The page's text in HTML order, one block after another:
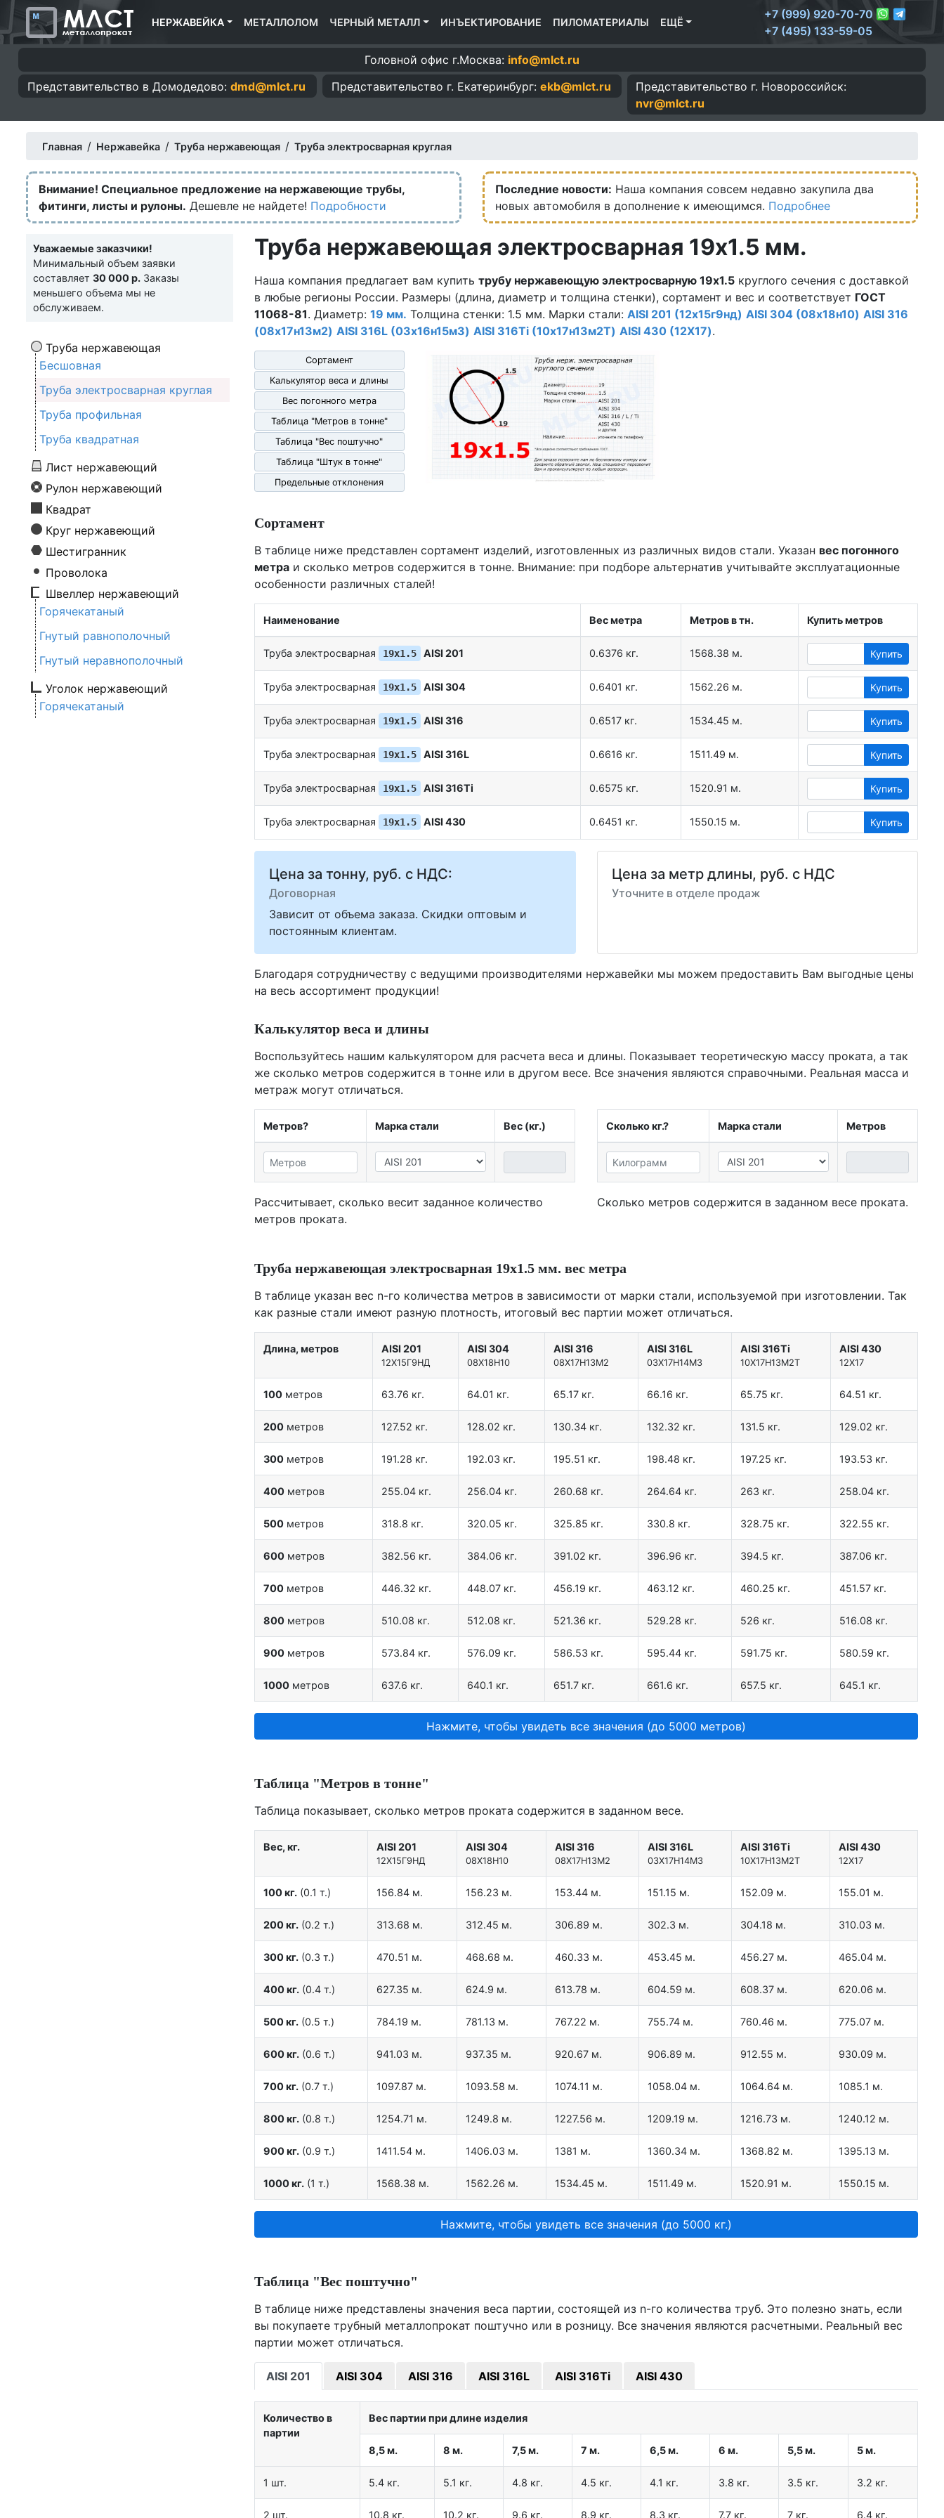
НЕРЖАВЕЙКА МЕТАЛЛОЛОМ ЧЕРНЫЙ МЕТАЛЛ ИНЪЕКТИРОВАНИЕ ПИЛОМАТЕРИАЛЫ ЕЩЁ
+7 (999) 920-70-70
+7 (495) 133-59-05
Головной офис г.Москва: info@mlct.ru
Представительство вДомодедово: dmd@mlct.ru Представительство г. Екатеринбург:ekb@mlct.ru Представительство г. Новороссийск:
nvr@mlct.ru
Главная / Нержавейка / Труба нержавеющая / Труба электросварная круглая
Внимание! Специальное предложение на нержавеющие трубы,
фитинги, листы и рулоны. Дешевле не найдете! Подробности
Последние новости: Наша компания совсем недавно закупила два
новых автомобиля в дополнение к имеющимся. Подробнее
Уважаемые заказчики!
Минимальный объем заявки
составляет 30 000 р. Заказы
меньшего объема мы не
обслуживаем.
Труба нержавеющая
Бесшовная
Труба электросварная круглая
Труба профильная
Труба квадратная
Лист нержавеющий
Рулон нержавеющий
Квадрат
Круг нержавеющий
Шестигранник
Проволока
Швеллер нержавеющий
Горячекатаный
Гнутый равнополочный
Гнутый неравнополочный
Уголок нержавеющий
Горячекатаный
Труба нержавеющая электросварная 19х1.5 мм.
Наша компания предлагает вам купить трубу нержавеющую электросварную 19х1.5 круглого сечения с доставкой
в любые регионы России. Размеры (длина, диаметр и толщина стенки), сортамент и вес и соответствует ГОСТ
11068-81. Диаметр: 19 мм. Толщина стенки: 1.5 мм. Марки стали: AISI 201 (12х15г9нд) AISI 304 (08х18н10) AISI 316
(08х17н13м2) AISI 316L (03х16н15м3) AISI 316Ti (10х17н13м2Т) AISI 430 (12Х17).
Сортамент
Калькулятор веса и длины
Вес погонного метра
Таблица "Метров в тонне"
Таблица "Вес поштучно"
Таблица "Штук в тонне"
Предельные отклонения
Сортамент
В таблице ниже представлен сортамент изделий, изготовленных из различных видов стали. Указан вес погонного
метра и сколько метров содержится в тонне. Внимание: при подборе альтернатив учитывайте эксплуатационные
особенности различных сталей!
Наименование Вес метра Метров в тн. Купить метров
Труба электросварная 19х1.5 AISI 201 0.6376 кг. 1568.38 м. Купить
Труба электросварная 19х1.5 AISI 304 0.6401 кг. 1562.26 м. Купить
Труба электросварная 19х1.5 AISI 316 0.6517 кг. 1534.45 м. Купить
Труба электросварная 19х1.5 AISI 316L 0.6616 кг. 1511.49 м. Купить
Труба электросварная 19х1.5 AISI 316Ti 0.6575 кг. 1520.91 м. Купить
Труба электросварная 19х1.5 AISI 430 0.6451 кг. 1550.15 м. Купить
Цена за тонну, руб. с НДС:
Договорная
Зависит от объема заказа. Скидки оптовым и
постоянным клиентам.
Цена за метр длины, руб. с НДС
Уточните в отделе продаж
Благодаря сотрудничеству с ведущими производителями нержавейки мы можем предоставить Вам выгодные цены
на весь ассортимент продукции!
Калькулятор веса и длины
Воспользуйтесь нашим калькулятором для расчета веса и длины. Показывает теоретическую массу проката, а так
же сколько метров содержится в тонне или в другом весе. Все значения являются справочными. Реальная масса и
метраж могут отличаться.
Метров? Марка стали Вес (кг.)
Рассчитывает, сколько весит заданное количество
метров проката.
Сколько кг.? Марка стали Метров
Сколько метров содержится в заданном весе проката.
Труба нержавеющая электросварная 19х1.5 мм. вес метра
В таблице указан вес n-го количества метров в зависимости от марки стали, используемой при изготовлении. Так
как разные стали имеют разную плотность, итоговый вес партии может отличаться.
Длина, метров AISI 201
12X15Г9НД
AISI 304
08Х18Н10
AISI 316
08Х17Н13М2
AISI 316L
03Х17Н14М3
AISI 316Ti
10Х17Н13М2Т
AISI 430
12Х17
100 метров 63.76 кг. 64.01 кг. 65.17 кг. 66.16 кг. 65.75 кг. 64.51 кг.
200 метров 127.52 кг. 128.02 кг. 130.34 кг. 132.32 кг. 131.5 кг. 129.02 кг.
300 метров 191.28 кг. 192.03 кг. 195.51 кг. 198.48 кг. 197.25 кг. 193.53 кг.
400 метров 255.04 кг. 256.04 кг. 260.68 кг. 264.64 кг. 263 кг. 258.04 кг.
500 метров 318.8 кг. 320.05 кг. 325.85 кг. 330.8 кг. 328.75 кг. 322.55 кг.
600 метров 382.56 кг. 384.06 кг. 391.02 кг. 396.96 кг. 394.5 кг. 387.06 кг.
700 метров 446.32 кг. 448.07 кг. 456.19 кг. 463.12 кг. 460.25 кг. 451.57 кг.
800 метров 510.08 кг. 512.08 кг. 521.36 кг. 529.28 кг. 526 кг. 516.08 кг.
900 метров 573.84 кг. 576.09 кг. 586.53 кг. 595.44 кг. 591.75 кг. 580.59 кг.
1000 метров 637.6 кг. 640.1 кг. 651.7 кг. 661.6 кг. 657.5 кг. 645.1 кг.
Нажмите, чтобы увидеть все значения (до 5000 метров)
Таблица "Метров в тонне"
Таблица показывает, сколько метров проката содержится в заданном весе.
Вес, кг. AISI 201
12X15Г9НД
AISI 304
08Х18Н10
AISI 316
08Х17Н13М2
AISI 316L
03Х17Н14М3
AISI 316Ti
10Х17Н13М2Т
AISI 430
12Х17
100 кг. (0.1 т.) 156.84 м. 156.23 м. 153.44 м. 151.15 м. 152.09 м. 155.01 м.
200 кг. (0.2 т.) 313.68 м. 312.45 м. 306.89 м. 302.3 м. 304.18 м. 310.03 м.
300 кг. (0.3 т.) 470.51 м. 468.68 м. 460.33 м. 453.45 м. 456.27 м. 465.04 м.
400 кг. (0.4 т.) 627.35 м. 624.9 м. 613.78 м. 604.59 м. 608.37 м. 620.06 м.
500 кг. (0.5 т.) 784.19 м. 781.13 м. 767.22 м. 755.74 м. 760.46 м. 775.07 м.
600 кг. (0.6 т.) 941.03 м. 937.35 м. 920.67 м. 906.89 м. 912.55 м. 930.09 м.
700 кг. (0.7 т.) 1097.87 м. 1093.58 м. 1074.11 м. 1058.04 м. 1064.64 м. 1085.1 м.
800 кг. (0.8 т.) 1254.71 м. 1249.8 м. 1227.56 м. 1209.19 м. 1216.73 м. 1240.12 м.
900 кг. (0.9 т.) 1411.54 м. 1406.03 м. 1381 м. 1360.34 м. 1368.82 м. 1395.13 м.
1000 кг. (1 т.) 1568.38 м. 1562.26 м. 1534.45 м. 1511.49 м. 1520.91 м. 1550.15 м.
Нажмите, чтобы увидеть все значения (до 5000 кг.)
Таблица "Вес поштучно"
В таблице ниже представлены значения веса партии, состоящей из n-го количества труб. Это полезно знать, если
вы покупаете трубный металлопрокат поштучно или в розницу. Все значения являются расчетными. Реальный вес
партии может отличаться.
AISI 201 AISI 304 AISI 316 AISI 316L AISI 316Ti AISI 430
Количество в
партии
Вес партии при длине изделия
8,5 м. 8 м. 7,5 м. 7 м. 6,5 м. 6 м. 5,5 м. 5 м.
1 шт. 5.4 кг. 5.1 кг. 4.8 кг. 4.5 кг. 4.1 кг. 3.8 кг. 3.5 кг. 3.2 кг.
2 шт. 10.8 кг. 10.2 кг. 9.6 кг. 8.9 кг. 8.3 кг. 7.7 кг. 7 кг. 6.4 кг.